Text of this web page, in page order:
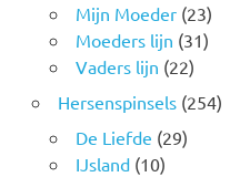
Mijn Moeder(23)
Moeders lijn (31)
Vaders lijn (22)
Hersenspinsels(254)
De Liefde (29)
IJsland(10)